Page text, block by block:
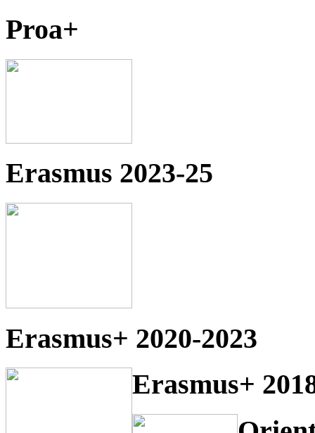
Proa+
Erasmus 2023-25
Erasmus+ 2020-2023
Erasmus+